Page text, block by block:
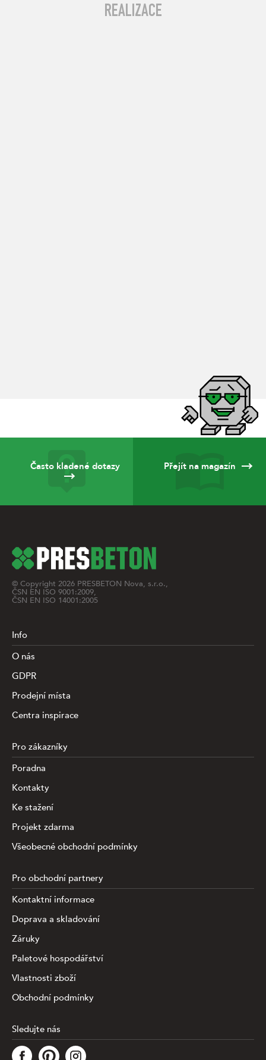
Tato stránka využívá soubory cookies ke shromažďování a
analýze informací o výkonu a používání webu, zajištění
REALIZACE
Často kladené dotazy Přejít na magazín
© Copyright 2026 PRESBETON Nova, s.r.o.,
ČSN EN ISO 9001:2009,
ČSN EN ISO 14001:2005
Info
O nás
GDPR
Prodejní místa
Centra inspirace
Pro zákazníky
Poradna
Kontakty
Ke stažení
Projekt zdarma
Všeobecné obchodní podmínky
Pro obchodní partnery
Kontaktní informace
Doprava a skladování
Záruky
Paletové hospodářství
Vlastnosti zboží
Obchodní podmínky
Sledujte nás